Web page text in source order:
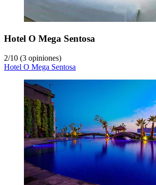
Hotel O Mega Sentosa
2/10 (3 opiniones)
Hotel O Mega Sentosa